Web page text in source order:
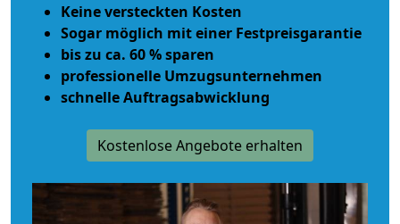
Keine versteckten Kosten
Sogar möglich mit einer Festpreisgarantie
bis zu ca. 60 % sparen
professionelle Umzugsunternehmen
schnelle Auftragsabwicklung
Kostenlose Angebote erhalten